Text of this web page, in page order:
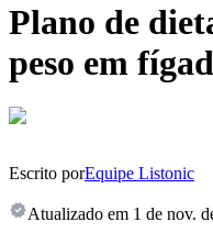
Plano de
peso em
Escrito porEquipe Listonic
Atualizado em 1 de nov.